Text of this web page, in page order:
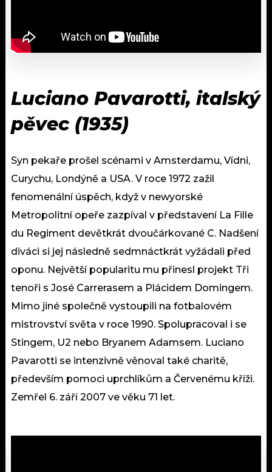
Luciano Pavarotti, italský
pěvec (1935)
Syn pekaře prošel scénami v Amsterdamu, Vídni,
Curychu, Londýně a USA. V roce 1972 zažil
fenomenální úspěch, když v newyorské
Metropolitní opeře zazpíval v představení La Fille
du Regiment devětkrát dvoučárkované C. Nadšení
diváci si jej následně sedmnáctkrát vyžádali před
oponu. Největší popularitu mu přinesl projekt Tři
tenoři s José Carrerasem a Plácidem Domingem.
Mimo jiné společně vystoupili na fotbalovém
mistrovství světa v roce 1990. Spolupracoval i se
Stingem, U2 nebo Bryanem Adamsem. Luciano
Pavarotti se intenzivně věnoval také charitě,
především pomoci uprchlíkům a Červenému kříži.
Zemřel 6. září 2007 ve věku 71 let.